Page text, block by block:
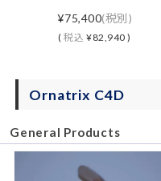
¥75,400(税別)
(税込 ¥82,940 )
Ornatrix C4D
General Products